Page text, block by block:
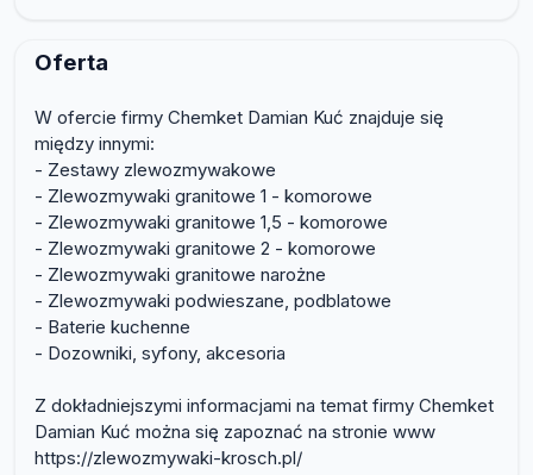
Oferta
W ofercie firmy Chemket Damian Kuć znajduje się
między innymi:
- Zestawy zlewozmywakowe
- Zlewozmywaki granitowe 1 - komorowe
- Zlewozmywaki granitowe 1,5 - komorowe
- Zlewozmywaki granitowe 2 - komorowe
- Zlewozmywaki granitowe narożne
- Zlewozmywaki podwieszane, podblatowe
- Baterie kuchenne
- Dozowniki, syfony, akcesoria
Z dokładniejszymi informacjami na temat firmy Chemket
Damian Kuć można się zapoznać na stronie www
https://zlewozmywaki-krosch.pl/